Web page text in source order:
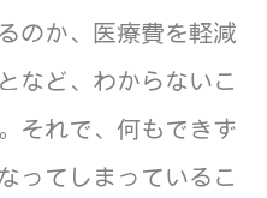
のか、医療費を軽減
など、わからないこ
それで、何もできず
ってしまっているこ